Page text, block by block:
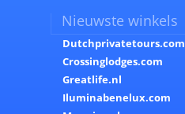
Nieuwste winkels
Dutchprivatetours.com
Crossinglodges.com
Greatlife.nl
Iluminabenelux.com